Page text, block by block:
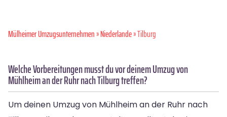
Mülheimer Umzugsunternehmen»Niederlande» Tilburg
Welche Vorbereitungen musst du vor deinem Umzug von
Mühlheim an der Ruhr nach Tilburg treffen?
Um deinen Umzug von Mühlheim an der Ruhr nach